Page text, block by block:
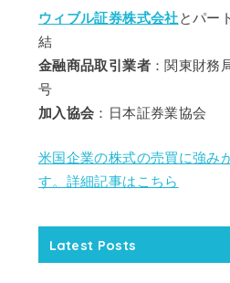
ウィブル証券株式会社とパー
結
金融商品取引業者：関東財務
号
加入協会 ：日本証券業協会
米国企業の株式の売買に強み
す。詳細記事はこちら
Latest Posts